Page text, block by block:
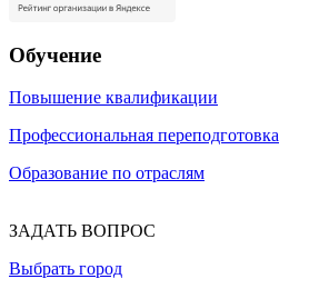
Обучение
Повышение квалификации
Профессиональная переподготовка
Образование по отраслям
ЗАДАТЬ ВОПРОС
Выбрать город